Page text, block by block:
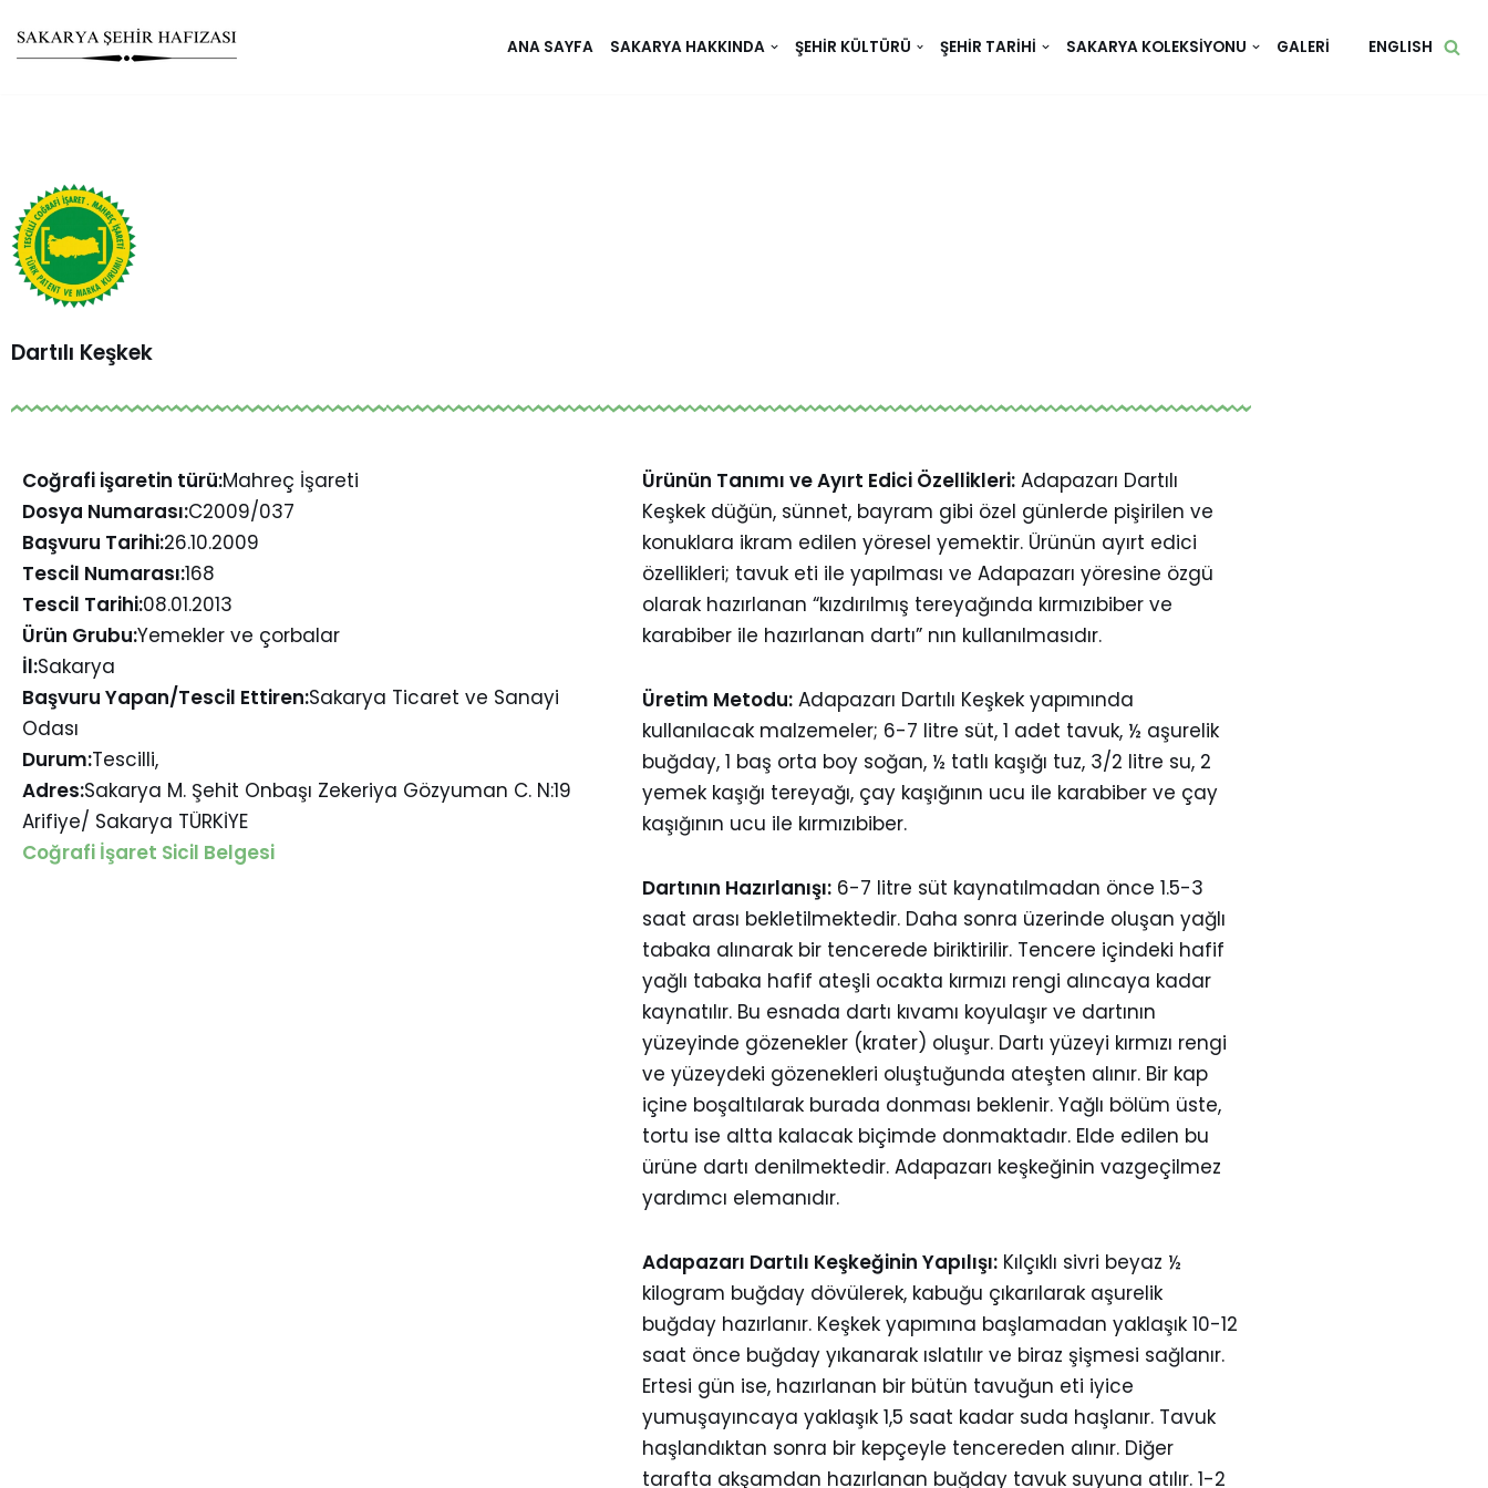
Skip
ANA SAYFA SAKARYA HAKKINDA ŞEHIR KÜLTÜRÜ ŞEHIR TARIHI SAKARYA KOLEKSIYONU GALERI ENGLISH
Dartılı Keşkek
Coğrafi işaretin türü:Mahreç İşareti
Dosya Numarası:C2009/037
Başvuru Tarihi:26.10.2009
Tescil Numarası:168
Tescil Tarihi:08.01.2013
Ürün Grubu:Yemekler ve çorbalar
İl:Sakarya
Başvuru Yapan/Tescil Ettiren:Sakarya Ticaret ve Sanayi
Odası
Durum:Tescilli,
Adres:Sakarya M. Şehit Onbaşı Zekeriya Gözyuman C. N:19
Arifiye/ Sakarya TÜRKİYE
Coğrafi İşaret Sicil Belgesi
Ürünün Tanımı ve Ayırt Edici Özellikleri: Adapazarı Dartılı
Keşkek düğün, sünnet, bayram gibi özel günlerde pişirilen ve
konuklara ikram edilen yöresel yemektir. Ürünün ayırt edici
özellikleri; tavuk eti ile yapılması ve Adapazarı yöresine özgü
olarak hazırlanan “kızdırılmış tereyağında kırmızıbiber ve
karabiber ile hazırlanan dartı” nın kullanılmasıdır.
Üretim Metodu: Adapazarı Dartılı Keşkek yapımında
kullanılacak malzemeler; 6-7 litre süt, 1 adet tavuk, ½ aşurelik
buğday, 1 baş orta boy soğan, ½ tatlı kaşığı tuz, 3/2 litre su, 2
yemek kaşığı tereyağı, çay kaşığının ucu ile karabiber ve çay
kaşığının ucu ile kırmızıbiber.
Dartının Hazırlanışı: 6-7 litre süt kaynatılmadan önce 1.5-3
saat arası bekletilmektedir. Daha sonra üzerinde oluşan yağlı
tabaka alınarak bir tencerede biriktirilir. Tencere içindeki hafif
yağlı tabaka hafif ateşli ocakta kırmızı rengi alıncaya kadar
kaynatılır. Bu esnada dartı kıvamı koyulaşır ve dartının
yüzeyinde gözenekler (krater) oluşur. Dartı yüzeyi kırmızı rengi
ve yüzeydeki gözenekleri oluştuğunda ateşten alınır. Bir kap
içine boşaltılarak burada donması beklenir. Yağlı bölüm üste,
tortu ise altta kalacak biçimde donmaktadır. Elde edilen bu
ürüne dartı denilmektedir. Adapazarı keşkeğinin vazgeçilmez
yardımcı elemanıdır.
Adapazarı Dartılı Keşkeğinin Yapılışı: Kılçıklı sivri beyaz ½
kilogram buğday dövülerek, kabuğu çıkarılarak aşurelik
buğday hazırlanır. Keşkek yapımına başlamadan yaklaşık 10-12
saat önce buğday yıkanarak ıslatılır ve biraz şişmesi sağlanır.
Ertesi gün ise, hazırlanan bir bütün tavuğun eti iyice
yumuşayıncaya yaklaşık 1,5 saat kadar suda haşlanır. Tavuk
haşlandıktan sonra bir kepçeyle tencereden alınır. Diğer
tarafta akşamdan hazırlanan buğday tavuk suyuna atılır. 1-2